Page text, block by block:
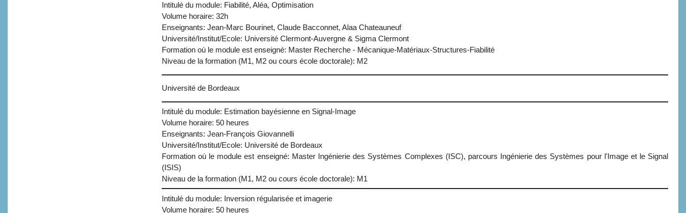
Intitulé du module: Fiabilité, Aléa, Optimisation
Volume horaire: 32h
Enseignants: Jean-Marc Bourinet, Claude Bacconnet, Alaa Chateauneuf
Université/Institut/Ecole: Université Clermont-Auvergne & Sigma Clermont
Formation où le module est enseigné: Master Recherche - Mécanique-Matériaux-Structures-Fiabilité
Niveau de la formation (M1, M2 ou cours école doctorale): M2
Université de Bordeaux
Intitulé du module: Estimation bayésienne en Signal-Image
Volume horaire: 50 heures
Enseignants: Jean-François Giovannelli
Université/Institut/Ecole: Université de Bordeaux
Formation où le module est enseigné: Master Ingénierie des Systèmes Complexes (ISC), parcours Ingénierie des Systèmes pour l'Image et le Signal
(ISIS)
Niveau de la formation (M1, M2 ou cours école doctorale): M1
Intitulé du module: Inversion régularisée et imagerie
Volume horaire: 50 heures